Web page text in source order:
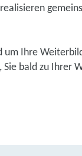
um Ihre
bald zu Ihrer